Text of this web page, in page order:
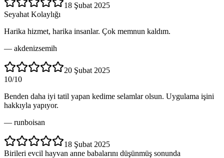
18 Şubat 2025
Seyahat Kolaylığı
Harika hizmet, harika insanlar. Çok memnun kaldım.
— akdenizsemih
20 Şubat 2025
10/10
Benden daha iyi tatil yapan kedime selamlar olsun. Uygulama işini
hakkıyla yapıyor.
— runboisan
18 Şubat 2025
Birileri evcil hayvan anne babalarını düşünmüş sonunda